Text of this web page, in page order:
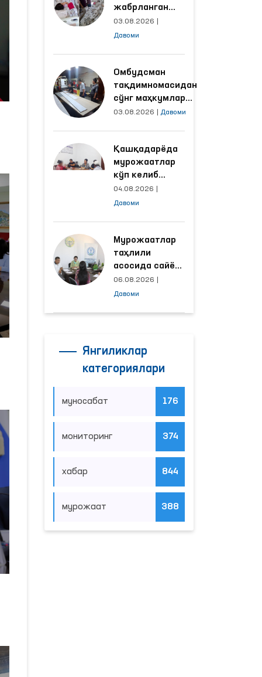
жабрланган
аёлнинг ҳолати
Омбудсман
03.08.2026
Давоми
Омбудсман
тақдимномасидан
сўнг маҳкумлар
меҳнат қилаётган
яхшиланди
03.08.2026 Давоми
Қашқадарёда
мурожаатлар
кўп келиб
тушаётган
ҳудудлар
ишлаш йўлга
қўйилди
04.08.2026
Давоми
Мурожаатлар
таҳлили
асосида сайёр
қабул
ўтказиладиган
06.08.2026
Давоми
Янгиликлар
категориялари
муносабат 176
мониторинг 374
хабар 844
мурожаат 388